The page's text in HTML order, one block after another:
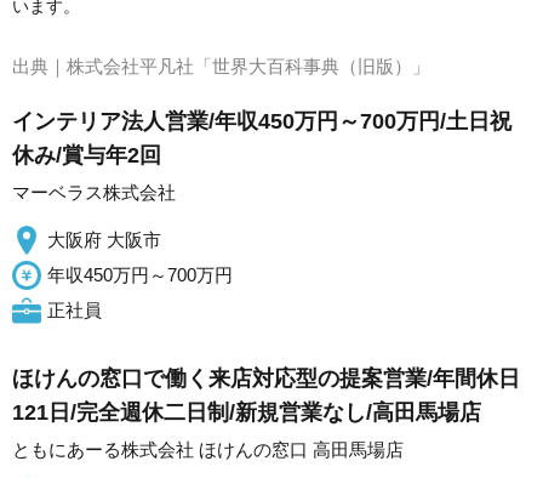
います。
出典｜ 株式会社平凡社「世界大百科事典（旧版）」
インテリア法人営業/年収450万円～700万円/土日祝
休み/賞与年2回
マーベラス株式会社
大阪府 大阪市
年収450万円～700万円
正社員
ほけんの窓口で働く来店対応型の提案営業/年間休日
121日/完全週休二日制/新規営業なし/高田馬場店
ともにあーる株式会社 ほけんの窓口 高田馬場店